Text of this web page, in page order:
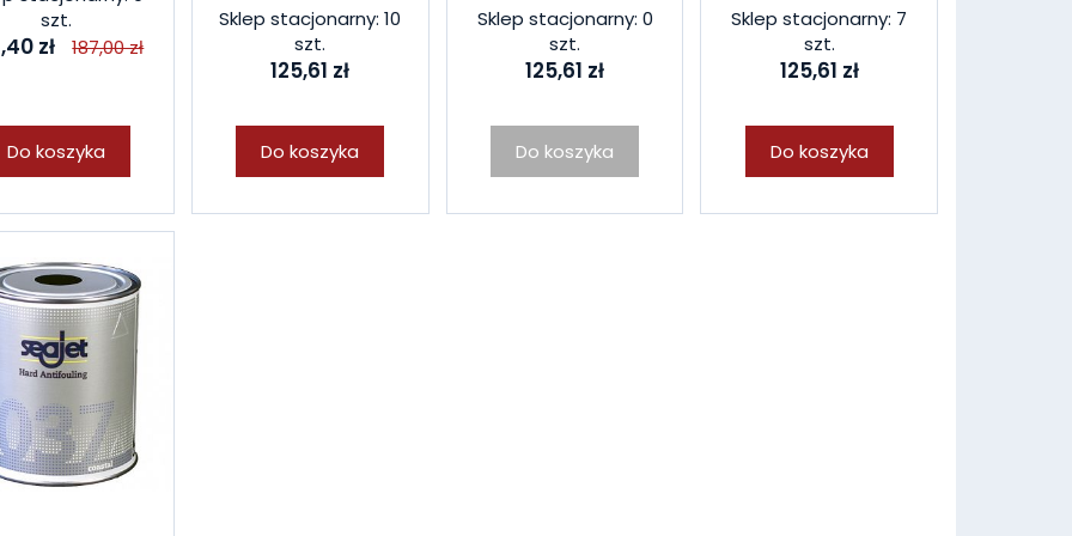
szt.
zł 187,00 zł
Do koszyka
Sklep stacjonarny: 10
szt.
125,61 zł
Do koszyka
Sklep stacjonarny: 0
szt.
125,61 zł
Do koszyka
Sklep stacjonarny: 7
szt.
125,61 zł
Do koszyka